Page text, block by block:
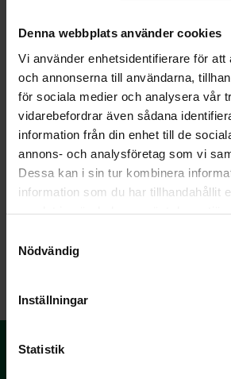
Denna webbplats använder cookies
Vi använder enhetsidentifierare för att
och annonserna till användarna,
för sociala medier och analysera vår
vidarebefordrar även sådana
information från din enhet till de
annons- och analysföretag som vi
Dessa kan i sin tur kombinera
information som du har tillhandahållit
Nödvändig
Inställningar
Statistik
Kuva: Kotimaiset Kasvikset ry /
LATAA